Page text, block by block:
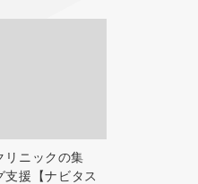
リニックの集
支援【ナビタス